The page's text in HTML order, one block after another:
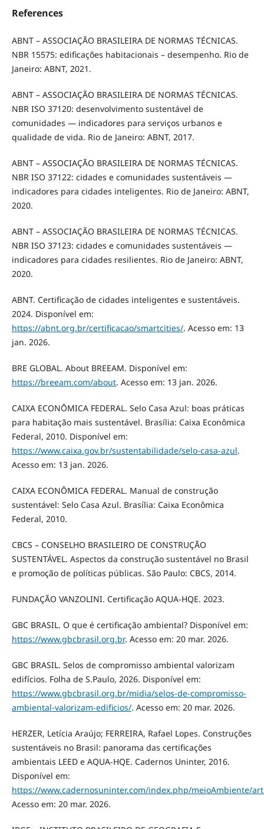
References
ABNT – ASSOCIAÇÃO BRASILEIRA DE NORMAS TÉCNICAS.
NBR 15575: edificações habitacionais – desempenho. Rio de
Janeiro: ABNT, 2021.
ABNT – ASSOCIAÇÃO BRASILEIRA DE NORMAS TÉCNICAS.
NBR ISO 37120: desenvolvimento sustentável de
comunidades — indicadores para serviços urbanos e
qualidade de vida. Rio de Janeiro: ABNT, 2017.
ABNT – ASSOCIAÇÃO BRASILEIRA DE NORMAS TÉCNICAS.
NBR ISO 37122: cidades e comunidades sustentáveis —
indicadores para cidades inteligentes. Rio de Janeiro: ABNT,
2020.
ABNT – ASSOCIAÇÃO BRASILEIRA DE NORMAS TÉCNICAS.
NBR ISO 37123: cidades e comunidades sustentáveis —
indicadores para cidades resilientes. Rio de Janeiro: ABNT,
2020.
ABNT. Certificação de cidades inteligentes e sustentáveis.
2024. Disponível em:
https://abnt.org.br/certificacao/smartcities/⁠. Acesso em: 13
jan. 2026.
BRE GLOBAL. About BREEAM. Disponível em:
https://breeam.com/about⁠. Acesso em: 13 jan. 2026.
CAIXA ECONÔMICA FEDERAL. Selo Casa Azul: boas práticas
para habitação mais sustentável. Brasília: Caixa Econômica
Federal, 2010. Disponível em:
https://www.caixa.gov.br/sustentabilidade/selo-casa-azul⁠.
Acesso em: 13 jan. 2026.
CAIXA ECONÔMICA FEDERAL. Manual de construção
sustentável: Selo Casa Azul. Brasília: Caixa Econômica
Federal, 2010.
CBCS – CONSELHO BRASILEIRO DE CONSTRUÇÃO
SUSTENTÁVEL. Aspectos da construção sustentável no Brasil
e promoção de políticas públicas. São Paulo: CBCS, 2014.
FUNDAÇÃO VANZOLINI. Certificação AQUA-HQE. 2023.
GBC BRASIL. O que é certificação ambiental? Disponível em:
https://www.gbcbrasil.org.br⁠. Acesso em: 20 mar. 2026.
GBC BRASIL. Selos de compromisso ambiental valorizam
edifícios. Folha de S.Paulo, 2026. Disponível em:
https://www.gbcbrasil.org.br/midia/selos-de-compromisso-
ambiental-valorizam-edificios/⁠. Acesso em: 20 mar. 2026.
HERZER, Letícia Araújo; FERREIRA, Rafael Lopes. Construções
sustentáveis no Brasil: panorama das certificações
ambientais LEED e AQUA-HQE. Cadernos Uninter, 2016.
Disponível em:
https://www.cadernosuninter.com/index.php/meioAmbiente/
Acesso em: 20 mar. 2026.